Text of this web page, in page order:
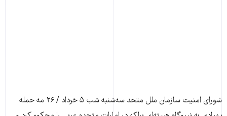
شورای امنیت سازمان ملل متحد سه‌شنبه شب ۵ خرداد / ۲۶ مه حمله